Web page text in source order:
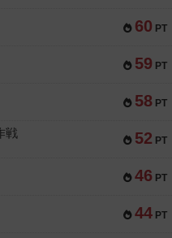
60 PT
59 PT
58 PT
52 PT
戦
46 PT
44 PT